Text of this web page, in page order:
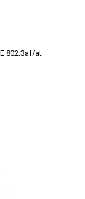
802.3af/at